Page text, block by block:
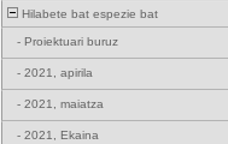
Hilabete bat espezie bat
- Proiektuari buruz
- 2021, apirila
- 2021, maiatza
- 2021, Ekaina